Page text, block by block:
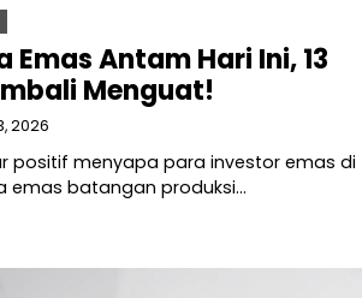
Emas Antam Hari Ini, 13
Menguat!
2026
positif menyapa para investor emas di
emas batangan produksi…